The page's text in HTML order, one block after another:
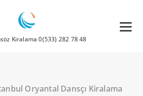
Kiralama 0(533) 282 78 48
Oryantal Dansçı Kiralama